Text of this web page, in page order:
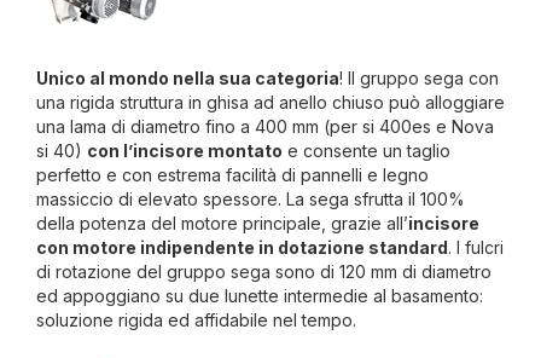
Unico al mondo nella sua categoria! Il gruppo sega con
una rigida struttura in ghisa ad anello chiuso può alloggiare
una lama di diametro fino a 400 mm (per si 400es e Nova
si 40) con l’incisore montato e consente un taglio
perfetto e con estrema facilità di pannelli e legno
massiccio di elevato spessore. La sega sfrutta il 100%
della potenza del motore principale, grazie all’incisore
con motore indipendente in dotazione standard. I fulcri
di rotazione del gruppo sega sono di 120 mm di diametro
ed appoggiano su due lunette intermedie al basamento:
soluzione rigida ed affidabile nel tempo.